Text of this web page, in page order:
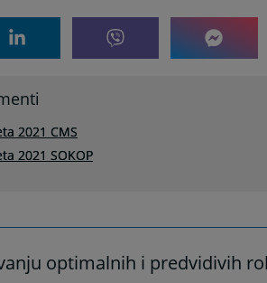
2021 CMS
2021 SOKOP
optimalnih i predvidivih